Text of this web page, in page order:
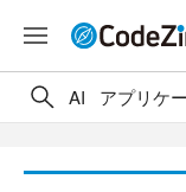
AI アプリケ